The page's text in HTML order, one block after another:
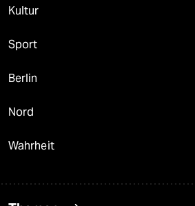
Kultur
Sport
Berlin
Nord
Wahrheit